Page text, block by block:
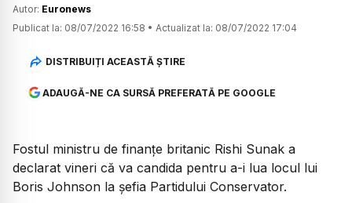
Autor: Euronews
Publicat la: 08/07/2022 16:58 • Actualizat la: 08/07/2022 17:04
DISTRIBUIȚI ACEASTĂ ȘTIRE
ADAUGĂ-NE CA SURSĂ PREFERATĂ PE GOOGLE
Fostul ministru de finanţe britanic Rishi Sunak a
declarat vineri că va candida pentru a-i lua locul lui
Boris Johnson la șefia Partidului Conservator.